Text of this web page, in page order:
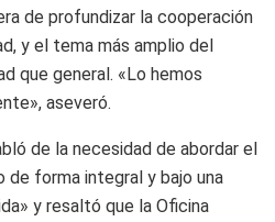
de profundizar la cooperación
y el tema más amplio del
que general. «Lo hemos
aseveró.
de la necesidad de abordar el
forma integral y bajo una
y resaltó que la Oficina